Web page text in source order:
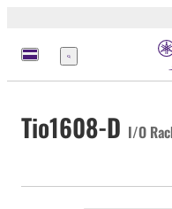
Menú
Tio1608-D I/O